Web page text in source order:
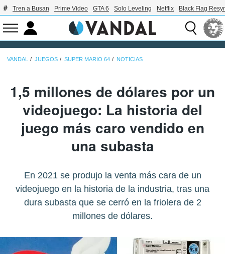
Tren a Busan Prime Video GTA 6 Solo Leveling Netflix Black Flag
VANDAL JUEGOS SUPER MARIO 64 NOTICIAS
1,5 millones de dólares por un
videojuego: La historia del
juego más caro vendido en
una subasta
En 2021 se produjo la venta más cara de un
videojuego en la historia de la industria, tras una
dura subasta que se cerró en la friolera de 2
millones de dólares.